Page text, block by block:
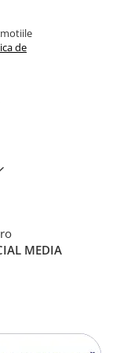
de
MEDIA